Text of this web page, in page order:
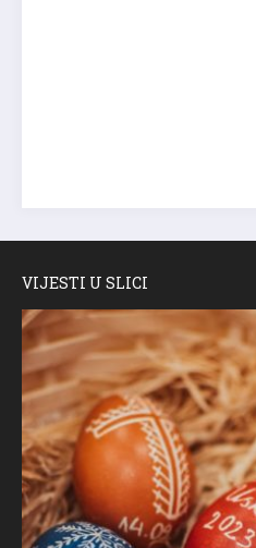
VIJESTI U SLICI